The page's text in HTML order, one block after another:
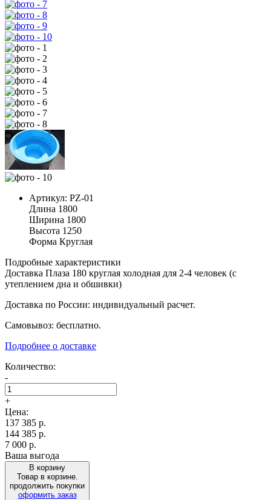
Артикул: PZ-01
Длина 1800
Ширина 1800
Высота 1250
Форма Круглая
Подробные характеристики
Доставка Плаза 180 круглая холодная для 2-4 человек (с
утеплением дна и обшивки)
Доставка по России: индивидуальный расчет.
Самовывоз: бесплатно.
Подробнее о доставке
Количество:
-
+
Цена:
137 385 р.
144 385 р.
7 000 р.
Ваша выгода
В корзину
Товар в корзине.
продолжить покупки
оформить заказ